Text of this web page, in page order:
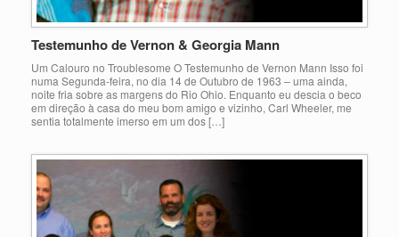
Testemunho de Vernon & Georgia Mann
Um Calouro no Troublesome O Testemunho de Vernon Mann Isso foi
numa Segunda-feira, no dia 14 de Outubro de 1963 – uma ainda,
noite fria sobre as margens do Rio Ohio. Enquanto eu descia o beco
em direção à casa do meu bom amigo e vizinho, Carl Wheeler, me
sentia totalmente imerso em um dos […]